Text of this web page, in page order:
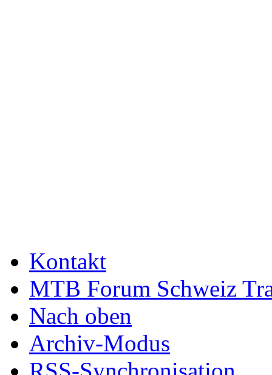
Kontakt
MTB Forum Schweiz
Nach oben
Archiv-Modus